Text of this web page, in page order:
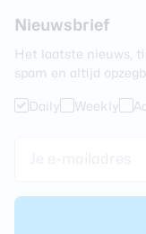
Nieuwsbrief
Het laatste nieuws,
spam en altijd
Daily Weekly